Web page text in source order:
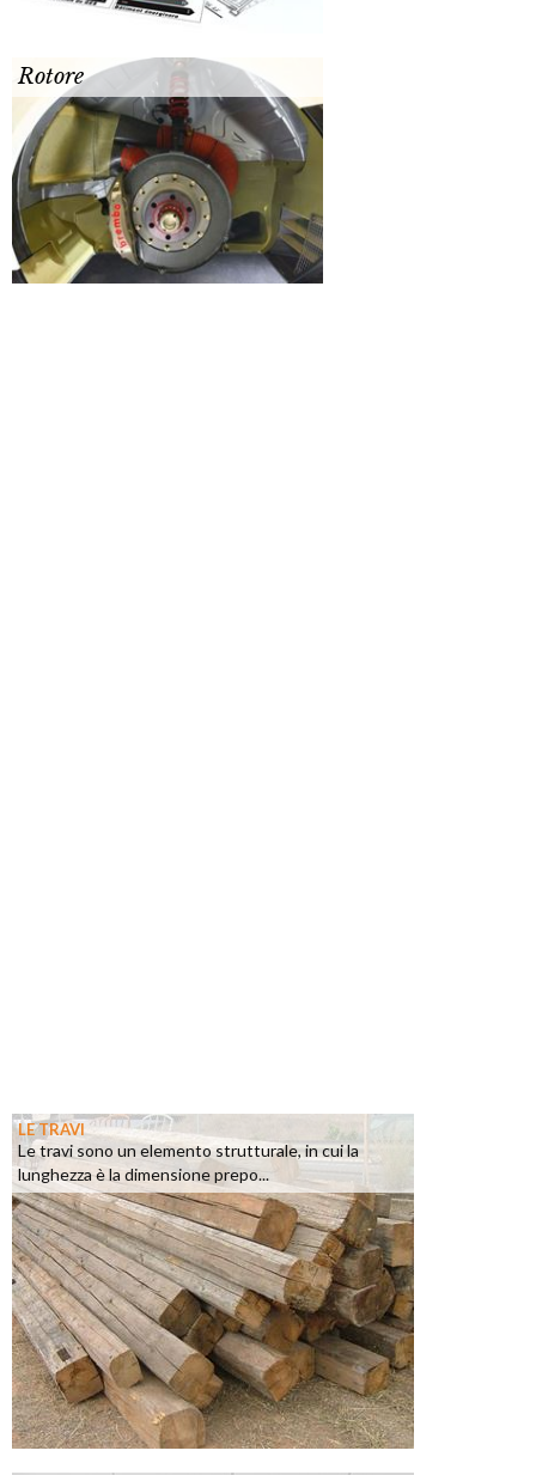
Rotore
LE TRAVI
Le travi sono un elemento strutturale, in cui la
lunghezza è la dimensione prepo...